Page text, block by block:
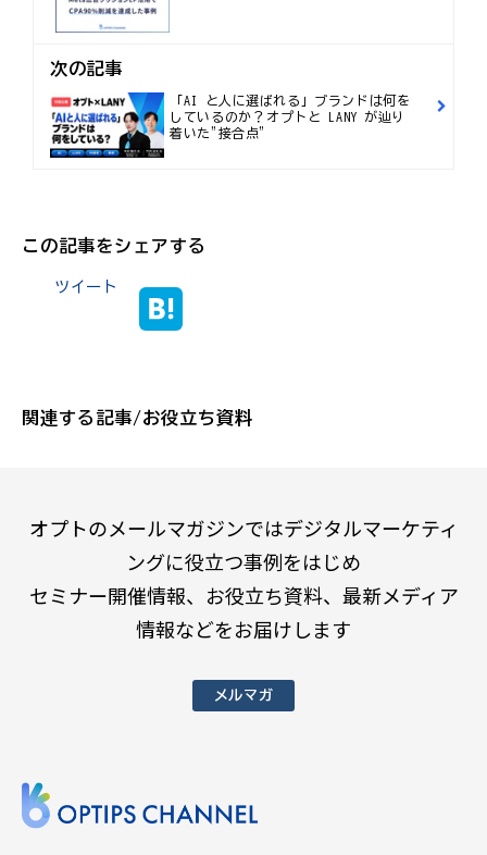
次の記事
「AI と人に選ばれる」ブランドは何を
しているのか？──オプトと LANY が辿り
着いた"接合点"
この記事をシェアする
ツイート
関連する記事/お役立ち資料
オプトのメールマガジンではデジタルマーケティ
ングに役立つ事例をはじめ
セミナー開催情報、お役立ち資料、最新メディア
情報などをお届けします
メルマガ